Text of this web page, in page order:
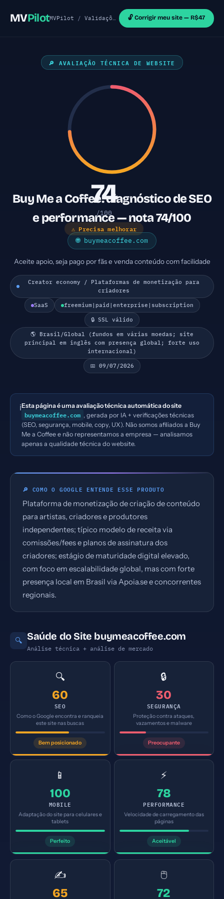
MVPilotMVPilot /Validações de MVP /Sites Shopify/ Buy
🔓 Corrigir meu site — R$47
🔎 AVALIAÇÃO TÉCNICA DE WEBSITE
74
/100
⚠ Precisa melhorar
Buy Me a Coffee: diagnóstico de SEO
e performance — nota 74/100
🌐 buymeacoffee.com
Aceite apoio, seja pago por fãs e venda conteúdo com facilidade
Creator economy / Plataformas de monetização para
criadores
SaaS freemium|paid|enterprise|subscription
🔒 SSL válido
🌎 Brasil/Global (fundos em várias moedas; site
principal em inglês com presença global; forte uso
internacional)
📅 09/07/2026
ℹ️Esta página é uma avaliação técnica automática do site
buymeacoffee.com , gerada por IA + verificações técnicas
(SEO, segurança, mobile, copy, UX). Não somos afiliados a Buy
Me a Coffee e não representamos a empresa — analisamos
apenas a qualidade técnica do website.
🔎 COMO O GOOGLE ENTENDE ESSE PRODUTO
Plataforma de monetização de criação de conteúdo
para artistas, criadores e produtores
independentes; típico modelo de receita via
comissões/fees e planos de assinatura dos
criadores; estágio de maturidade digital elevado,
com foco em escalabilidade global, mas com forte
presença local em Brasil via Apoia.se e concorrentes
regionais.
🔍 Saúde do Site buymeacoffee.com
Análise técnica + análise de mercado
🔍
60
SEO
Como o Google encontra e ranqueia
este site nas buscas
Bem posicionado
🔒
30
SEGURANÇA
Proteção contra ataques,
vazamentos e malware
Preocupante
📱
100
MOBILE
Adaptação do site para celulares e
tablets
Perfeito
⚡
78
PERFORMANCE
Velocidade de carregamento das
páginas
Aceitável
✍️
65
🖱️
72